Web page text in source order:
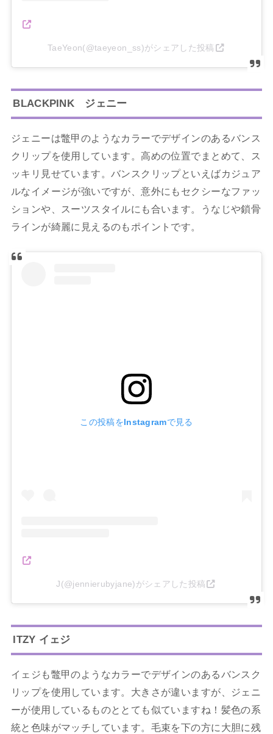
TaeYeon(@taeyeon_ss)がシェアした投稿
BLACKPINK ジェニー
ジェニーは鼈甲のようなカラーでデザインのあるバンス
クリップを使用しています。高めの位置でまとめて、ス
ッキリ見せています。バンスクリップといえばカジュア
ルなイメージが強いですが、意外にもセクシーなファッ
ションや、スーツスタイルにも合います。うなじや鎖骨
ラインが綺麗に見えるのもポイントです。
この投稿をInstagramで見る
J(@jennierubyjane)がシェアした投稿
ITZY イェジ
イェジも鼈甲のようなカラーでデザインのあるバンスク
リップを使用しています。大きさが違いますが、ジェニ
ーが使用しているものととても似ていますね！髪色の系
統と色味がマッチしています。毛束を下の方に大胆に残